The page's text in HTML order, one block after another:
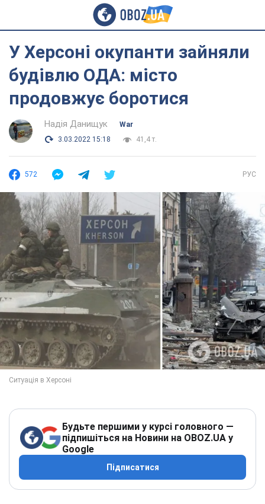
У Херсоні окупанти зайняли
будівлю ОДА: місто
продовжує боротися
Надія Данищук
War
3.03.2022 15:18
41,4 т.
572 РУС
Будьте першими у курсі головного —
підпишіться на Новини на OBOZ.UA у
Google
Підписатися